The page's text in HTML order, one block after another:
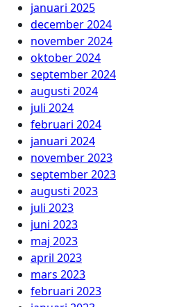
januari 2025
december 2024
november 2024
oktober 2024
september 2024
augusti 2024
juli 2024
februari 2024
januari 2024
november 2023
september 2023
augusti 2023
juli 2023
juni 2023
maj 2023
april 2023
mars 2023
februari 2023